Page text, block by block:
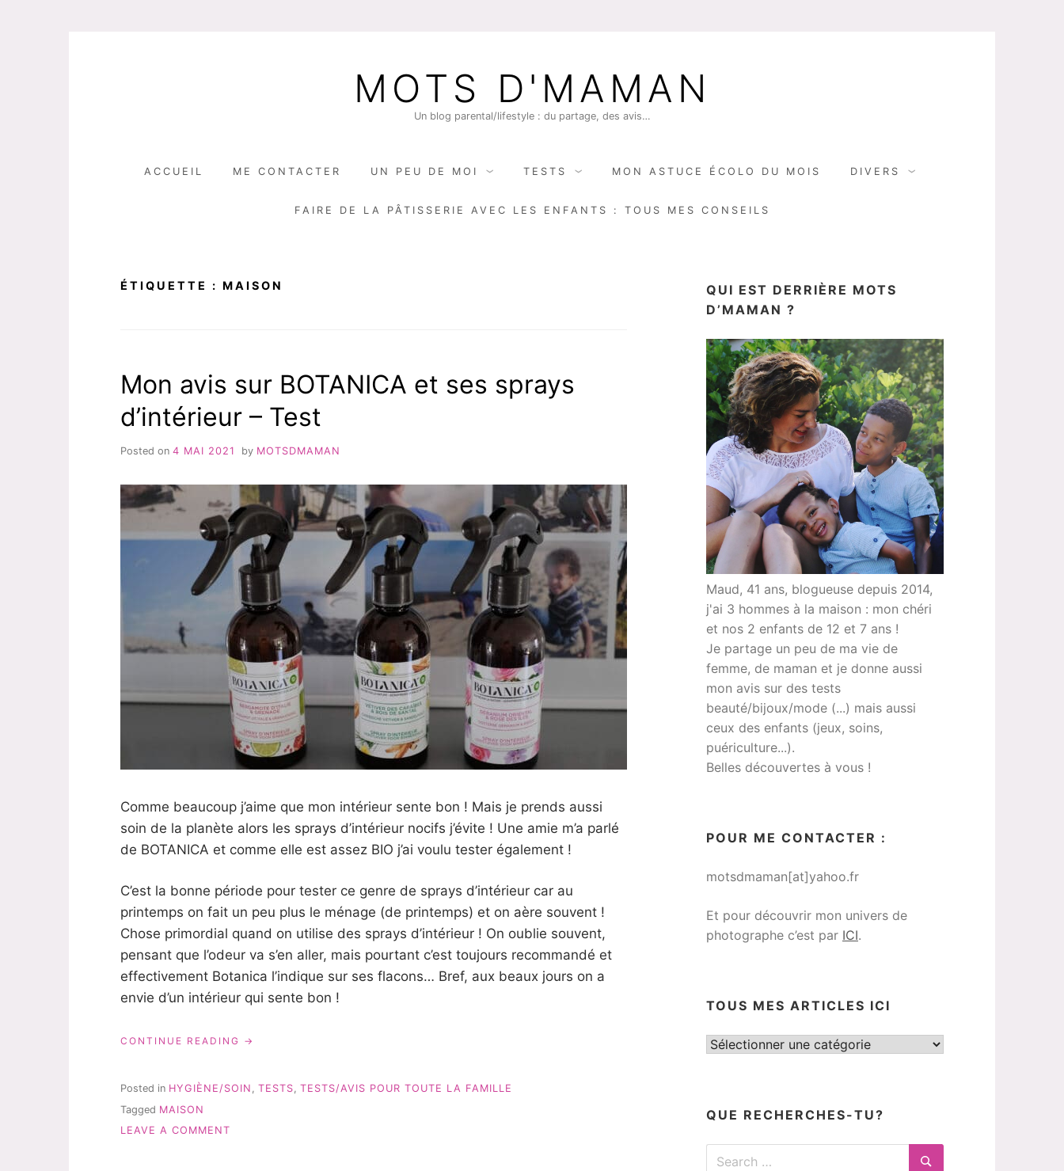
MOTS D'MAMAN
Un blog parental/lifestyle : du partage, des avis…
ACCUEIL ME CONTACTER UN PEU DE MOI TESTS MON ASTUCE ÉCOLO DU MOIS DIVERS
FAIRE DE LA PÂTISSERIE AVEC LES ENFANTS : TOUS MES CONSEILS
ÉTIQUETTE : MAISON
Mon avis sur BOTANICA et ses sprays
d’intérieur – Test
Posted on 4 MAI 2021 by MOTSDMAMAN
Comme beaucoup j’aime que mon intérieur sente bon ! Mais je prends aussi
soin de la planète alors les sprays d’intérieur nocifs j’évite ! Une amie m’a parlé
de BOTANICA et comme elle est assez BIO j’ai voulu tester également !
C’est la bonne période pour tester ce genre de sprays d’intérieur car au
printemps on fait un peu plus le ménage (de printemps) et on aère souvent !
Chose primordial quand on utilise des sprays d’intérieur ! On oublie souvent,
pensant que l’odeur va s’en aller, mais pourtant c’est toujours recommandé et
effectivement Botanica l’indique sur ses flacons… Bref, aux beaux jours on a
envie d’un intérieur qui sente bon !
CONTINUE READING « MON
BOTANICA
Posted in HYGIÈNE/SOIN , TESTS, TESTS/AVIS POUR TOUTE LA FAMILLE
Tagged MAISON
LEAVE A COMMENT
QUI EST DERRIÈRE MOTS
D’MAMAN ?
Maud, 41 ans, blogueuse depuis 2014,
j'ai 3 hommes à la maison : mon chéri
et nos 2 enfants de 12 et 7 ans !
Je partage un peu de ma vie de
femme, de maman et je donne aussi
mon avis sur des tests
beauté/bijoux/mode (...) mais aussi
ceux des enfants (jeux, soins,
puériculture...).
Belles découvertes à vous !
POUR ME CONTACTER :
motsdmaman[at]yahoo.fr
Et pour découvrir mon univers de
photographe c’est par ICI.
TOUS MES ARTICLES ICI
Tous
QUE RECHERCHES-TU?
Search